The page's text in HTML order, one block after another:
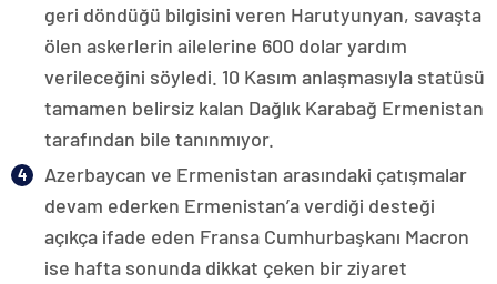
geri döndüğü bilgisini veren Harutyunyan, savaşta
ölen askerlerin ailelerine 600 dolar yardım
verileceğini söyledi. 10 Kasım anlaşmasıyla statüsü
tamamen belirsiz kalan Dağlık Karabağ Ermenistan
tarafından bile tanınmıyor.
Azerbaycan ve Ermenistan arasındaki çatışmalar
devam ederken Ermenistan’a verdiği desteği
açıkça ifade eden Fransa Cumhurbaşkanı Macron
ise hafta sonunda dikkat çeken bir ziyaret